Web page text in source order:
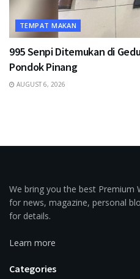
TEMPAT MAKAN
995 Senpi Ditemukan di
Pondok Pinang
AUGUST 6, 2026
We bring you the best Premium
for news, magazine, personal
for details.
Learn more
Categories